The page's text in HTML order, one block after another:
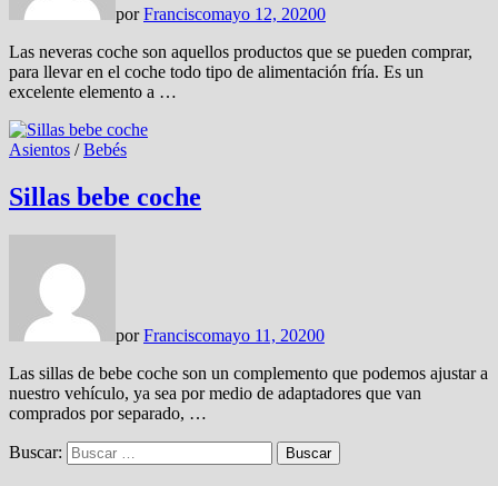
porFranciscomayo 12, 20200
Las neveras coche son aquellos productos que se pueden comprar,
para llevar en el coche todo tipo de alimentación fría. Es un
excelente elemento a …
Asientos /Bebés
Sillas bebe coche
porFranciscomayo 11, 20200
Las sillas de bebe coche son un complemento que podemos ajustar a
nuestro vehículo, ya sea por medio de adaptadores que van
comprados por separado, …
Buscar: